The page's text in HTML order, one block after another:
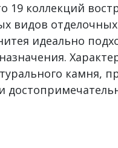
19 коллекций
видов
идеально
камня,